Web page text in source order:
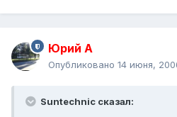
Юрий А
Опубликовано 14 июня,
Suntechnic сказал: